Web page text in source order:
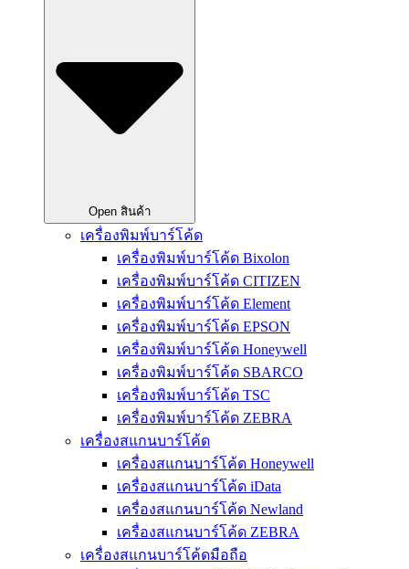
Open สินค้า
เครื่องพิมพ์บาร์โค้ด
เครื่องพิมพ์บาร์โค้ด Bixolon
เครื่องพิมพ์บาร์โค้ด CITIZEN
เครื่องพิมพ์บาร์โค้ด Element
เครื่องพิมพ์บาร์โค้ด EPSON
เครื่องพิมพ์บาร์โค้ด Honeywell
เครื่องพิมพ์บาร์โค้ด SBARCO
เครื่องพิมพ์บาร์โค้ด TSC
เครื่องพิมพ์บาร์โค้ด ZEBRA
เครื่องสแกนบาร์โค้ด
เครื่องสแกนบาร์โค้ด Honeywell
เครื่องสแกนบาร์โค้ด iData
เครื่องสแกนบาร์โค้ด Newland
เครื่องสแกนบาร์โค้ด ZEBRA
เครื่องสแกนบาร์โค้ดมือถือ